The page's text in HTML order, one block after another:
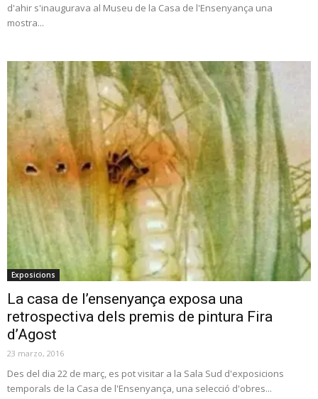
d'ahir s'inaugurava al Museu de la Casa de l'Ensenyança una
mostra...
Exposicions
La casa de l’ensenyança exposa una
retrospectiva dels premis de pintura Fira
d’Agost
23 marzo, 2016
Des del dia 22 de març, es pot visitar a la Sala Sud d'exposicions
temporals de la Casa de l'Ensenyança, una selecció d'obres...